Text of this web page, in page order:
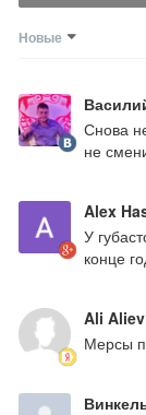
Новые
Снова
не
Alex
У
конце
Ali Aliev
Мерсы